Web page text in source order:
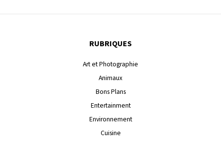
RUBRIQUES
Art et Photographie
Animaux
Bons Plans
Entertainment
Environnement
Cuisine